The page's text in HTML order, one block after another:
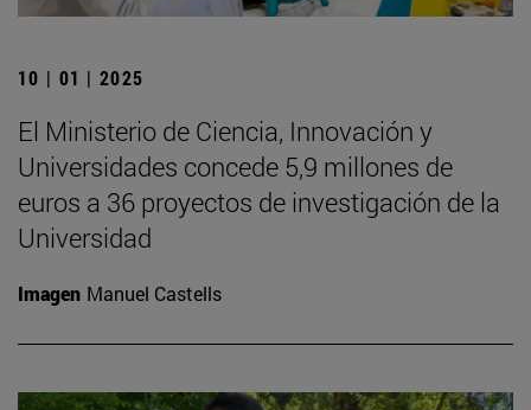
10 | 01 | 2025
El Ministerio de Ciencia, Innovación y
Universidades concede 5,9 millones de
euros a 36 proyectos de investigación de la
Universidad
Imagen Manuel Castells